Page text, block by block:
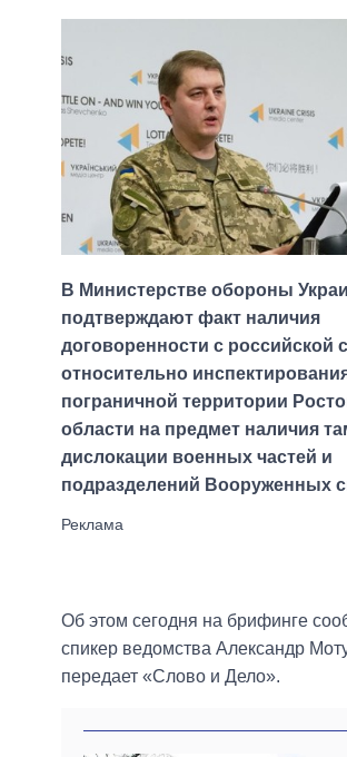
В Министерстве обороны
подтверждают факт наличия
договоренности с российской
относительно
пограничной территории
области на предмет наличия
дислокации военных частей и
подразделений Вооруженных
Об этом сегодня на брифинге
спикер ведомства Александр
передает «Слово и Дело».